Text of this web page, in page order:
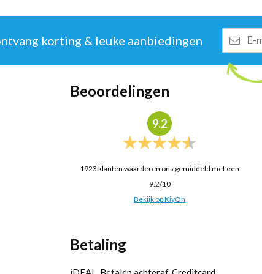
korting & leuke aanbiedingen
mailadres
Beoordelingen
9.2
1923 klanten waarderen ons gemiddeld met een
9.2/10
Bekijk op KiyOh
Betaling